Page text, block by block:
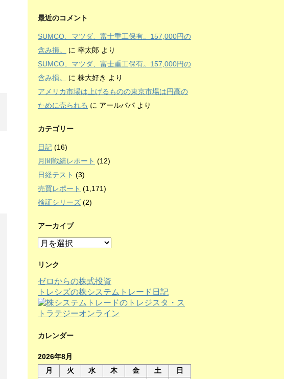
最近のコメント
SUMCO、マツダ、富士重工保有。157,000円の
含み損。
に 幸太郎 より
SUMCO、マツダ、富士重工保有。157,000円の
含み損。
に 株大好き より
アメリカ市場は上げるものの東京市場は円高の
ために売られる に アールパパ より
カテゴリー
日記 (16)
月間戦績レポート (12)
日経テスト (3)
売買レポート (1,171)
検証シリーズ (2)
アーカイブ
ア
カ
ブ
リンク
ゼロからの株式投資
トレシズの株システムトレード日記
カレンダー
2026年8月
月
火 水 木 金 土
日